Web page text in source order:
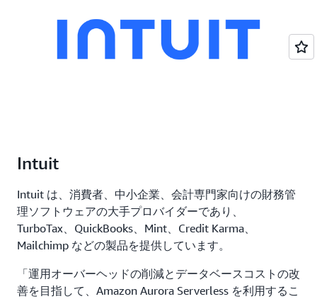
Intuit
Intuit は、消費者、中小企業、会計専門家向けの財務管
理ソフトウェアの大手プロバイダーであり、
TurboTax、QuickBooks、Mint、Credit Karma、
Mailchimp などの製品を提供しています。
「運用オーバーヘッドの削減とデータベースコストの改
善を目指して、Amazon Aurora Serverless を利用するこ